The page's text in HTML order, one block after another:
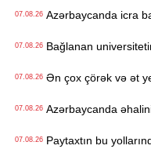
07.08.26Azərbaycanda icra
07.08.26Bağlanan
07.08.26Ən çox çörək və ət
07.08.26Azərbaycanda
07.08.26Paytaxtın bu